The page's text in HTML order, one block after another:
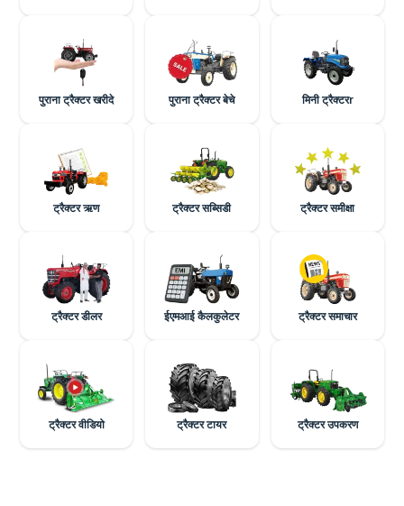
पुराना ट्रैक्टर खरीदे पुराना ट्रैक्टर बेचे मिनी ट्रैक्टरr
ट्रैक्टर ऋण ट्रैक्टर सब्सिडी ट्रैक्टर समीक्षा
ट्रैक्टर डीलर ईएमआई कैलकुलेटर ट्रैक्टर समाचार
ट्रैक्टर वीडियो ट्रैक्टर टायर ट्रैक्टर उपकरण